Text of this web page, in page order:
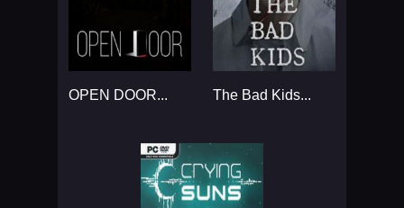
OPEN DOOR... The Bad Kids...